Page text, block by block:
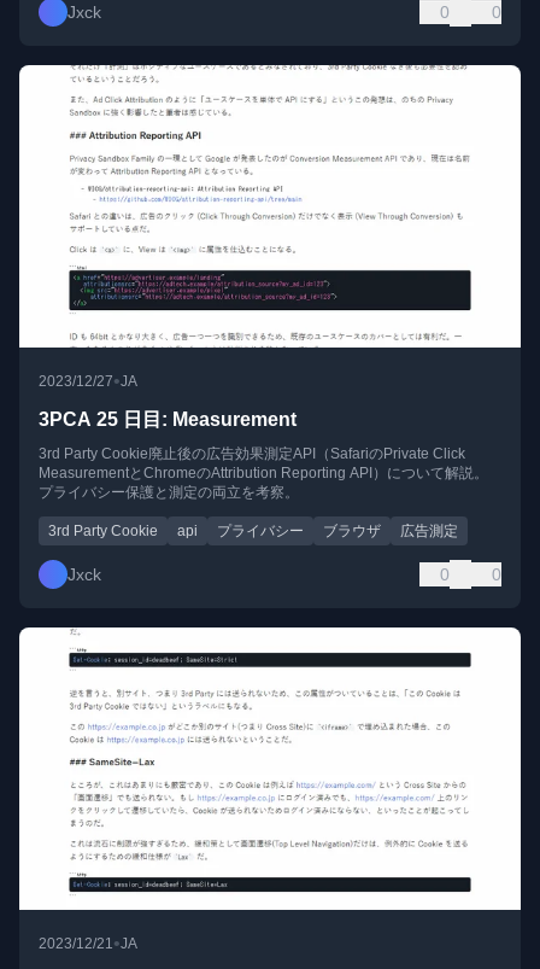
Jxck 0 0
2023/12/27•JA
3PCA 25 日目: Measurement
3rd Party Cookie廃止後の広告効果測定API（SafariのPrivate Click
MeasurementとChromeのAttribution Reporting API）について解説。
プライバシー保護と測定の両立を考察。
3rd Party Cookie api プライバシー ブラウザ 広告測定
Jxck 0 0
2023/12/21•JA